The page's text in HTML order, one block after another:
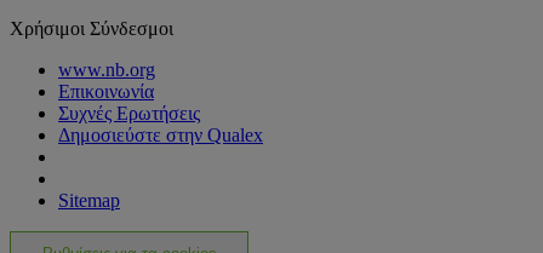
Χρήσιμοι Σύνδεσμοι
www.nb.org
Επικοινωνία
Συχνές Ερωτήσεις
Δημοσιεύστε στην Qualex
Sitemap